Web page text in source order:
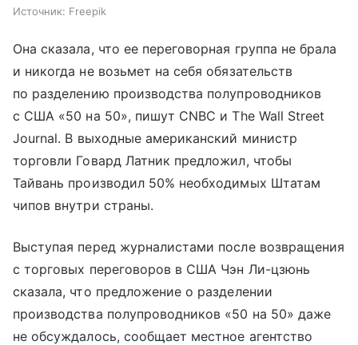
Источник: Freepik
Она сказала, что ее переговорная группа не брала
и никогда не возьмет на себя обязательств
по разделению производства полупроводников
с США «50 на 50», пишут CNBC и The Wall Street
Journal. В выходные американский министр
торговли Говард Латник предложил, чтобы
Тайвань производил 50% необходимых Штатам
чипов внутри страны.
Выступая перед журналистами после возвращения
с торговых переговоров в США Чэн Ли-цзюнь
сказала, что предложение о разделении
производства полупроводников «50 на 50» даже
не обсуждалось, сообщает местное агентство